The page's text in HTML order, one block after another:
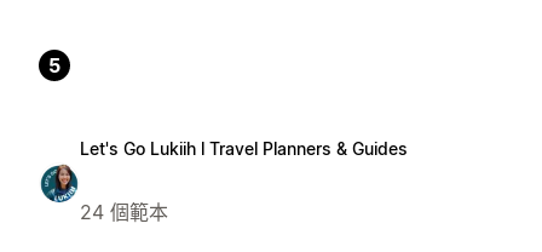
5
Let's Go Lukiih l Travel Planners & Guides
24 個範本